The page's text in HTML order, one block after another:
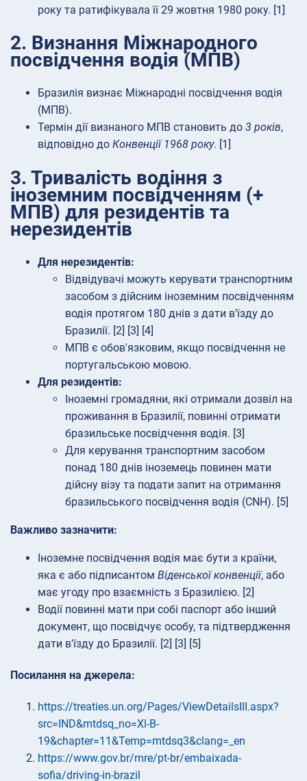
року та ратифікувала її 29 жовтня 1980 року. [1]
2. Визнання Міжнародного
посвідчення водія (МПВ)
Бразилія визнає Міжнародні посвідчення водія
(МПВ).
Термін дії визнаного МПВ становить до 3 років,
відповідно до Конвенції 1968 року. [1]
3. Тривалість водіння з
іноземним посвідченням (+
МПВ) для резидентів та
нерезидентів
Для нерезидентів:
Відвідувачі можуть керувати транспортним
засобом з дійсним іноземним посвідченням
водія протягом 180 днів з дати в'їзду до
Бразилії. [2] [3] [4]
МПВ є обов'язковим, якщо посвідчення не
португальською мовою.
Для резидентів:
Іноземні громадяни, які отримали дозвіл на
проживання в Бразилії, повинні отримати
бразильське посвідчення водія. [3]
Для керування транспортним засобом
понад 180 днів іноземець повинен мати
дійсну візу та подати запит на отримання
бразильського посвідчення водія (CNH). [5]
Важливо зазначити:
Іноземне посвідчення водія має бути з країни,
яка є або підписантом Віденської конвенції, або
має угоду про взаємність з Бразилією. [2]
Водії повинні мати при собі паспорт або інший
документ, що посвідчує особу, та підтвердження
дати в'їзду до Бразилії. [2] [3] [5]
Посилання на джерела:
https://treaties.un.org/Pages/ViewDetailsIII.aspx?
src=IND&mtdsq_no=Xl-B-
19&chapter=11&Temp=mtdsq3&clang=_en
https://www.gov.br/mre/pt-br/embaixada-
sofia/driving-in-brazil